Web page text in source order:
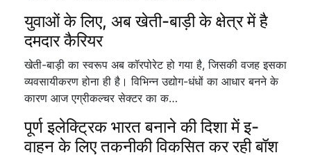
युवाओं के लिए, अब खेती-बाड़ी के क्षेत्र में है
दमदार कैरियर
खेती-बाड़ी का स्वरूप अब कॉरपोरेट हो गया है, जिसकी वजह इसका
व्यवसायीकरण होना ही है। विभिन्न उद्योग-धंधों का आधार बनने के
कारण आज एग्रीकल्चर सेक्टर का क…
पूर्ण इलेक्ट्रिक भारत बनाने की दिशा में इ-
वाहन के लिए तकनीकी विकसित कर रही बॉश